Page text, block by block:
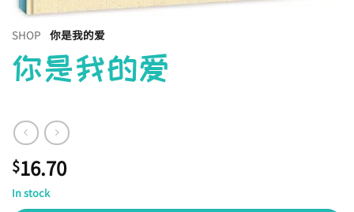
SHOP 你是我的爱
你是我的爱
$16.70
In stock